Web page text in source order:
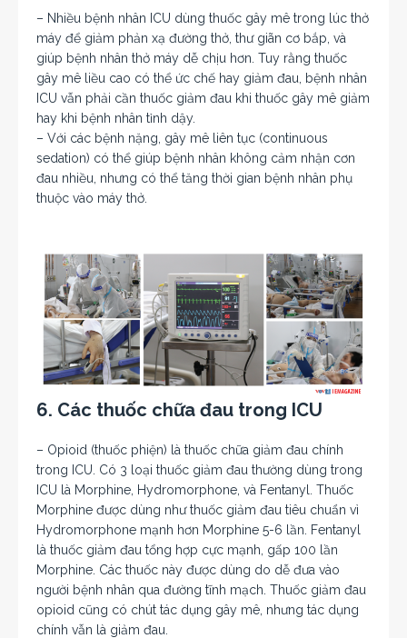
– Nhiều bệnh nhân ICU dùng thuốc gây mê trong lúc thở
máy để giảm phản xạ đường thở, thư giãn cơ bắp, và
giúp bệnh nhân thở máy dễ chịu hơn. Tuy rằng thuốc
gây mê liều cao có thể ức chế hay giảm đau, bệnh nhân
ICU vẫn phải cần thuốc giảm đau khi thuốc gây mê giảm
hay khi bệnh nhân tỉnh dậy.
– Với các bệnh nặng, gây mê liên tục (continuous
sedation) có thể giúp bệnh nhân không cảm nhận cơn
đau nhiều, nhưng có thể tăng thời gian bệnh nhân phụ
thuộc vào máy thở.
6. Các thuốc chữa đau trong ICU
– Opioid (thuốc phiện) là thuốc chữa giảm đau chính
trong ICU. Có 3 loại thuốc giảm đau thường dùng trong
ICU là Morphine, Hydromorphone, và Fentanyl. Thuốc
Morphine được dùng như thuốc giảm đau tiêu chuẩn vì
Hydromorphone mạnh hơn Morphine 5-6 lần. Fentanyl
là thuốc giảm đau tổng hợp cực mạnh, gấp 100 lần
Morphine. Các thuốc này được dùng do dễ đưa vào
người bệnh nhân qua đường tĩnh mạch. Thuốc giảm đau
opioid cũng có chút tác dụng gây mê, nhưng tác dụng
chính vẫn là giảm đau.